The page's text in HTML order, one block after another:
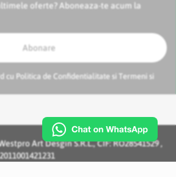
oferte? Aboneaza-te acum la
Abonare
cu Politica de Confidentialitate si
Termeni si
Art Desgin S.R.L., CIF: RO28541529 ,